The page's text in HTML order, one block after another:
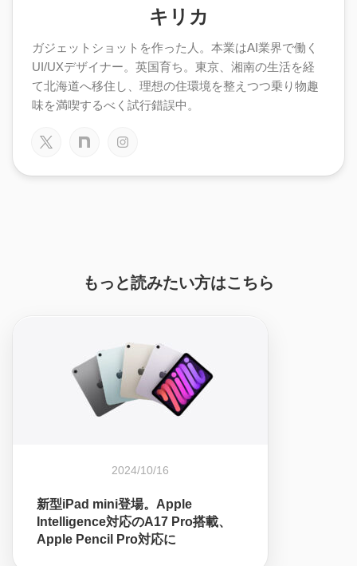
キリカ
ガジェットショットを作った人。本業はAI業界で働く
UI/UXデザイナー。英国育ち。東京、湘南の生活を経
て北海道へ移住し、理想の住環境を整えつつ乗り物趣
味を満喫するべく試行錯誤中。
もっと読みたい方はこちら
2024/10/16
新型iPad mini登場。Apple
Intelligence対応のA17 Pro搭載、
Apple Pencil Pro対応に